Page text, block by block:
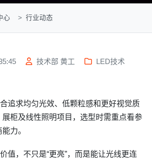
心 行业动态
技术部 黄工
LED技术
追求均匀光效、低颗粒感和更好视觉质
柜及线性照明项目，选型时需重点看参
力。
值，不只是“更亮”，而是能让光线更连